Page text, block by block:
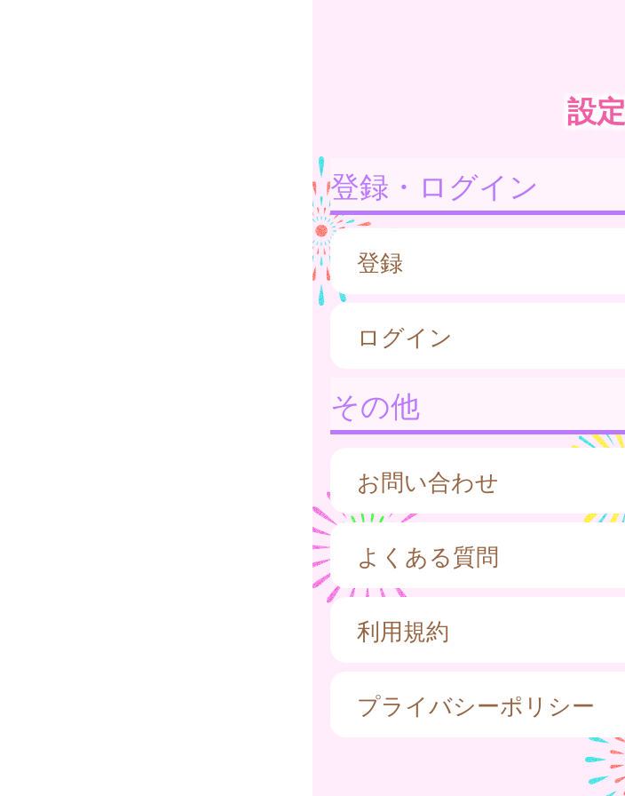
設定
登録・ログイン
登録
ログイン
その他
お問い合わせ
よくある質問
利用規約
プライバシーポリシー